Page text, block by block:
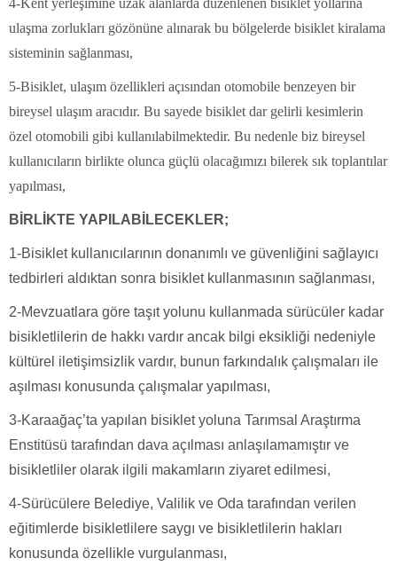
4-Kent yerleşimine uzak alanlarda düzenlenen bisiklet yollarına
ulaşma zorlukları gözönüne alınarak bu bölgelerde bisiklet kiralama
sisteminin sağlanması,
5-Bisiklet, ulaşım özellikleri açısından otomobile benzeyen bir
bireysel ulaşım aracıdır. Bu sayede bisiklet dar gelirli kesimlerin
özel otomobili gibi kullanılabilmektedir. Bu nedenle biz bireysel
kullanıcıların birlikte olunca güçlü olacağımızı bilerek sık toplantılar
yapılması,
BİRLİKTE YAPILABİLECEKLER;
1-Bisiklet kullanıcılarının donanımlı ve güvenliğini sağlayıcı
tedbirleri aldıktan sonra bisiklet kullanmasının sağlanması,
2-Mevzuatlara göre taşıt yolunu kullanmada sürücüler kadar
bisikletlilerin de hakkı vardır ancak bilgi eksikliği nedeniyle
kültürel iletişimsizlik vardır, bunun farkındalık çalışmaları ile
aşılması konusunda çalışmalar yapılması,
3-Karaağaç’ta yapılan bisiklet yoluna Tarımsal Araştırma
Enstitüsü tarafından dava açılması anlaşılamamıştır ve
bisikletliler olarak ilgili makamların ziyaret edilmesi,
4-Sürücülere Belediye, Valilik ve Oda tarafından verilen
eğitimlerde bisikletlilere saygı ve bisikletlilerin hakları
konusunda özellikle vurgulanması,